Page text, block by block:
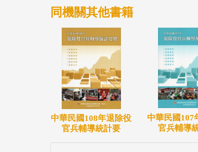
同機關其他書籍
中華民國108年退除役
官兵輔導統計要
中華民國107
官兵輔導